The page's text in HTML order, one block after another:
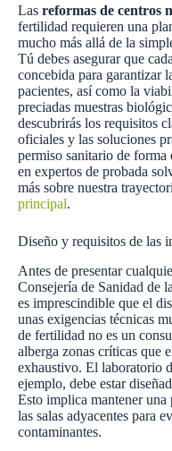
Las reformas de centros
fertilidad requieren una
mucho más allá de la
Tú debes asegurar que
concebida para garantizar
pacientes, así como la
preciadas muestras
descubrirás los requisitos
oficiales y las soluciones
permiso sanitario de forma
en expertos de probada
más sobre nuestra
principal.
Diseño y requisitos de las
Antes de presentar
Consejería de Sanidad de la
es imprescindible que el
unas exigencias técnicas
de fertilidad no es un
alberga zonas críticas que
exhaustivo. El laboratorio
ejemplo, debe estar
Esto implica mantener una
las salas adyacentes para
contaminantes.